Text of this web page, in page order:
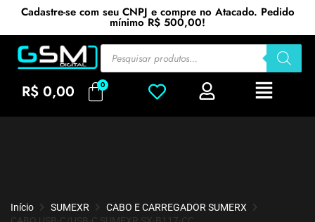
Cadastre-se com seu CNPJ e compre no Atacado. Pedido
mínimo R$ 500,00!
R$ 0,00
Início SUMEXR
CABO E CARREGADOR SUMERX